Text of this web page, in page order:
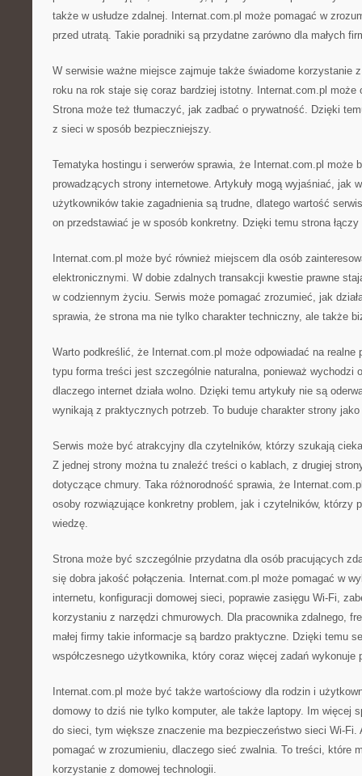
także w usłudze zdalnej. Internat.com.pl może pomagać w
przed utratą. Takie poradniki są przydatne zarówno dla małych
W serwisie ważne miejsce zajmuje także świadome korzystanie
roku na rok staje się coraz bardziej istotny. Internat.com.pl może
Strona może też tłumaczyć, jak zadbać o prywatność. Dzięki
z sieci w sposób bezpieczniejszy.
Tematyka hostingu i serwerów sprawia, że Internat.com.pl może
prowadzących strony internetowe. Artykuły mogą wyjaśniać, jak
użytkowników takie zagadnienia są trudne, dlatego wartość
on przedstawiać je w sposób konkretny. Dzięki temu strona
Internat.com.pl może być również miejscem dla osób
elektronicznymi. W dobie zdalnych transakcji kwestie prawne
w codziennym życiu. Serwis może pomagać zrozumieć, jak
sprawia, że strona ma nie tylko charakter techniczny, ale także
Warto podkreślić, że Internat.com.pl może odpowiadać na realne
typu forma treści jest szczególnie naturalna, ponieważ wychodzi
dlaczego internet działa wolno. Dzięki temu artykuły nie są
wynikają z praktycznych potrzeb. To buduje charakter strony
Serwis może być atrakcyjny dla czytelników, którzy szukają
Z jednej strony można tu znaleźć treści o kablach, z drugiej
dotyczące chmury. Taka różnorodność sprawia, że
osoby rozwiązujące konkretny problem, jak i czytelników, którzy
wiedzę.
Strona może być szczególnie przydatna dla osób pracujących
się dobra jakość połączenia. Internat.com.pl może pomagać w
internetu, konfiguracji domowej sieci, poprawie zasięgu Wi-Fi,
korzystaniu z narzędzi chmurowych. Dla pracownika zdalnego,
małej firmy takie informacje są bardzo praktyczne. Dzięki temu
współczesnego użytkownika, który coraz więcej zadań wykonuje
Internat.com.pl może być także wartościowy dla rodzin i
domowy to dziś nie tylko komputer, ale także laptopy. Im więcej
do sieci, tym większe znaczenie ma bezpieczeństwo sieci Wi-Fi.
pomagać w zrozumieniu, dlaczego sieć zwalnia. To treści, które
korzystanie z domowej technologii.